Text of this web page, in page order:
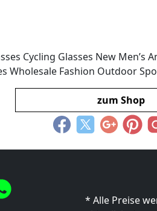
Cycling Glasses New Men’s
Wholesale Fashion Outdoor
zum Shop
* Alle Preise